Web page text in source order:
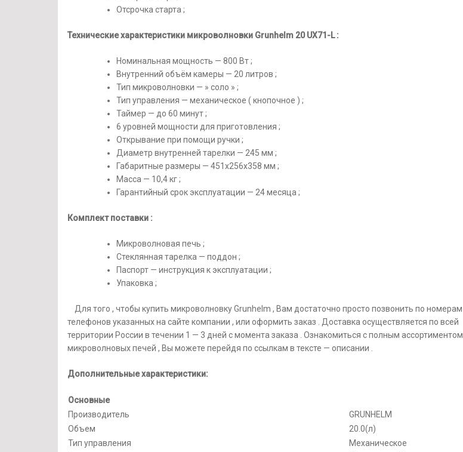
Отсрочка старта ;
Технические характеристики микроволновки Grunhelm 20 UX71-L :
Номинальная мощность — 800 Вт ;
Внутренний объём камеры — 20 литров ;
Тип микроволновки — » соло » ;
Тип управления — механическое ( кнопочное ) ;
Таймер — до 60 минут ;
6 уровней мощности для приготовления ;
Открывание при помощи ручки ;
Диаметр внутренней тарелки — 245 мм ;
Габаритные размеры — 451х256х358 мм ;
Масса — 10,4 кг ;
Гарантийный срок эксплуатации — 24 месяца ;
Комплект поставки :
Микроволновая печь ;
Стеклянная тарелка — поддон ;
Паспорт — инструкция к эксплуатации ;
Упаковка ;
Для того , чтобы купить микроволновку Grunhelm , Вам достаточно просто позвонить по номерам
телефонов указанных на сайте компании , или оформить заказ . Доставка осуществляется по всей
территории России в течении 1 — 3 дней с момента заказа . Ознакомиться с полным ассортиментом
микроволновых печей , Вы можете перейдя по ссылкам в тексте — описании .
Дополнительные характеристики:
Основные
Производитель
GRUNHELM
Объем
20.0(л)
Тип управления
Механическое